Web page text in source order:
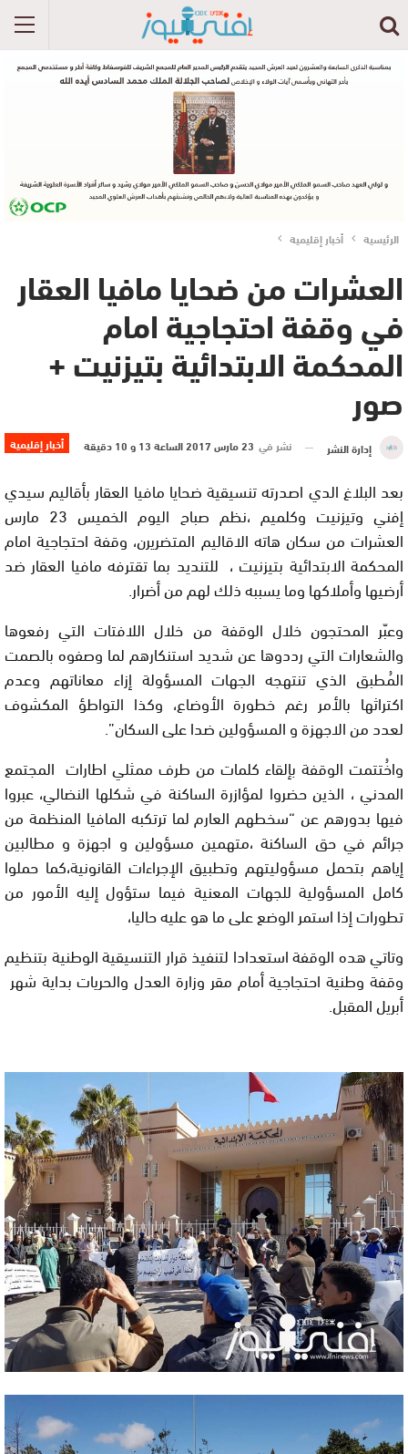
الرئيسية أخبار إقليمية
العشرات من ضحايا مافيا العقار
في وقفة احتجاجية امام
المحكمة الابتدائية بتيزنيت +
صور
أخبار إقليمية إدارة النشر نشر في 23 مارس 2017 الساعة 13 و 10 دقيقة
بعد البلاغ الدي اصدرته تنسيقية ضحايا مافيا العقار بأقاليم سيدي
إفني وتيزنيت وكلميم ،نظم صباح اليوم الخميس 23 مارس
العشرات من سكان هاته الاقاليم المتضريرن، وقفة احتجاجية امام
المحكمة الابتدائية بتيزنيت ، للتنديد بما تقترفه مافيا العقار ضد
أرضيها وأملاكها وما يسببه ذلك لهم من أضرار.
وعبّر المحتجون خلال الوقفة من خلال اللافتات التي رفعوها
والشعارات التي رددوها عن شديد استنكارهم لما وصفوه بالصمت
المُطبق الذي تنتهجه الجهات المسؤولة إزاء معاناتهم وعدم
اكتراثها بالأمر رغم خطورة الأوضاع، وكذا التواطؤ المكشوف
لعدد من الاجهزة و المسؤولين ضدا على السكان”.
واخُتتمت الوقفة بإلقاء كلمات من طرف ممثلي اطارات المجتمع
المدني ، الذين حضروا لمؤازرة الساكنة في شكلها النضالي، عبروا
فيها بدورهم عن “سخطهم العارم لما ترتكبه المافيا المنظمة من
جرائم في حق الساكنة ،متهمين مسؤولين و اجهزة و مطالبين
إياهم بتحمل مسؤوليتهم وتطبيق الإجراءات القانونية،كما حملوا
كامل المسؤولية للجهات المعنية فيما ستؤول إليه الأمور من
تطورات إذا استمر الوضع على ما هو عليه حاليا،
وتاتي هده الوقفة استعدادا لتنفيذ قرار التنسيقية الوطنية بتنظيم
وقفة وطنية احتجاجية أمام مقر وزارة العدل والحريات بداية شهر
أبريل المقبل.